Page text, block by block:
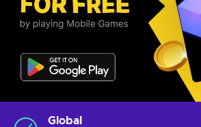
Global